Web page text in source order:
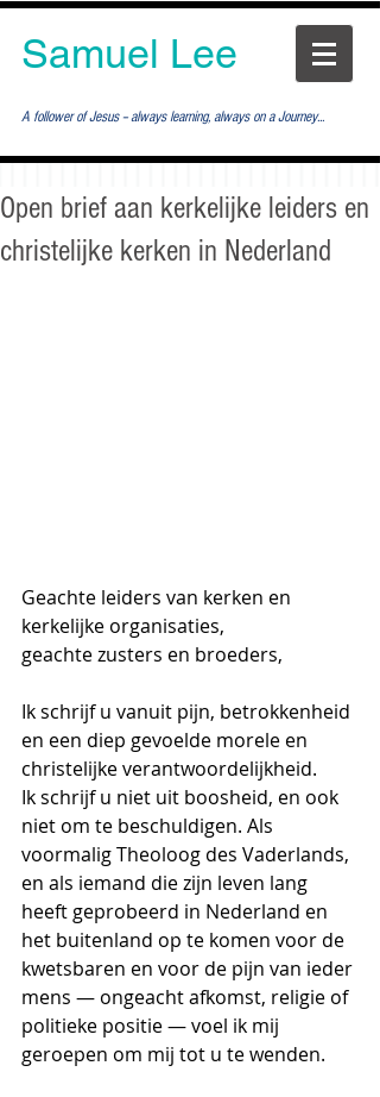
Samuel Lee
A follower of Jesus -- always learning, always on a Journey...
Open brief aan kerkelijke leiders en
christelijke kerken in Nederland
Geachte leiders van kerken en
kerkelijke organisaties,
geachte zusters en broeders,
Ik schrijf u vanuit pijn, betrokkenheid
en een diep gevoelde morele en
christelijke verantwoordelijkheid.
Ik schrijf u niet uit boosheid, en ook
niet om te beschuldigen. Als
voormalig Theoloog des Vaderlands,
en als iemand die zijn leven lang
heeft geprobeerd in Nederland en
het buitenland op te komen voor de
kwetsbaren en voor de pijn van ieder
mens — ongeacht afkomst, religie of
politieke positie — voel ik mij
geroepen om mij tot u te wenden.